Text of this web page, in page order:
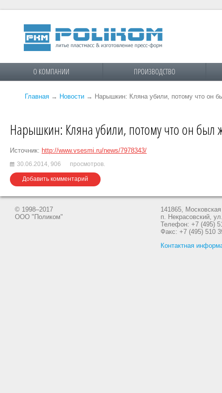
О КОМПАНИИ ПРОИЗВОДСТВО
Главная → Новости → Нарышкин: Кляна убили, потому что он
Нарышкин: Кляна убили, потому что он был
Источник: http://www.vsesmi.ru/news/7978343/
30.06.2014, 906 просмотров.
Добавить комментарий
© 1998–2017
ООО "Поликом"
141865,
п. Некрасовский,
Телефон: +7 (495)
Факс: +7 (495) 510
Контактная